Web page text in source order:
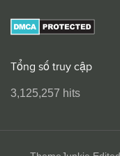
Tổng số truy cập
3,125,257 hits